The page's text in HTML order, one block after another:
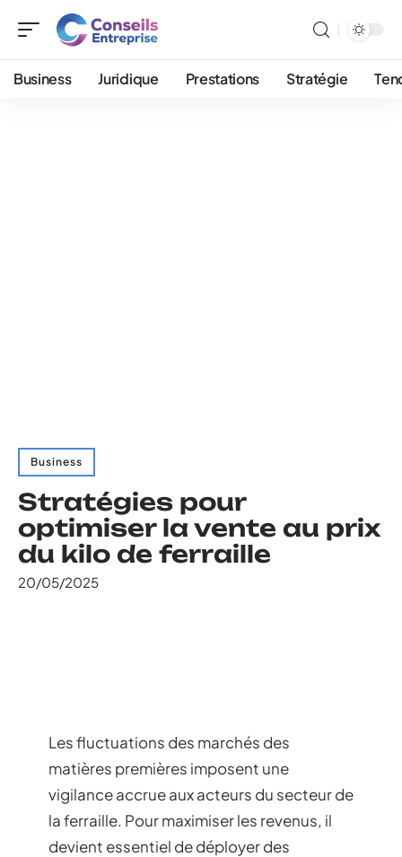
Business Juridique Prestations Stratégie
Business
Stratégies pour
optimiser la vente au prix
du kilo de ferraille
20/05/2025
Les fluctuations des marchés des
matières premières imposent une
vigilance accrue aux acteurs du secteur de
la ferraille. Pour maximiser les revenus, il
devient essentiel de déployer des